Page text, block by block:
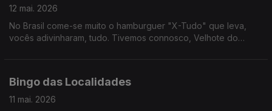
12 mai. 2026
No Brasil come-se muito o hamburguer "X-Tudo" que leva,
vocês adivinharam, tudo. Tivemos connosco, Velhote do
Bingo das Localidades
11 mai. 2026